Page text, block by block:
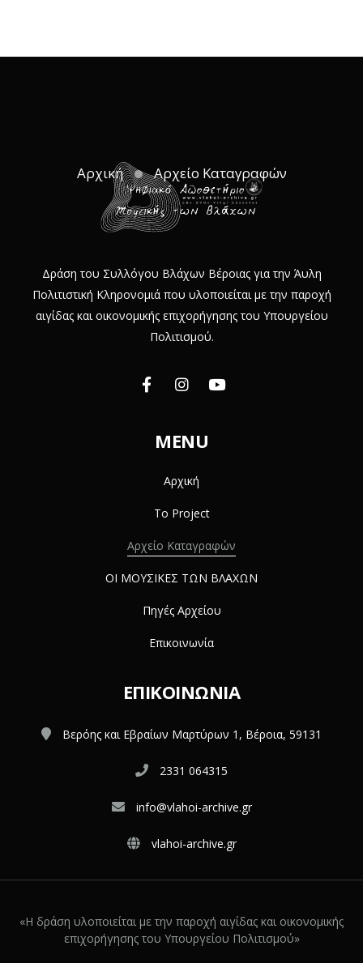
Αρχική Αρχείο Καταγραφών
Δράση του Συλλόγου Βλάχων Βέροιας για την Άυλη
Πολιτιστική Κληρονομιά που υλοποιείται με την παροχή
αιγίδας και οικονομικής επιχορήγησης του Υπουργείου
Πολιτισμού.
MENU
Αρχική
Το Project
Αρχείο Καταγραφών
ΟΙ ΜΟΥΣΙΚΕΣ ΤΩΝ ΒΛΑΧΩΝ
Πηγές Αρχείου
Επικοινωνία
ΕΠΙΚΟΙΝΩΝΊΑ
Βερόης και Εβραίων Μαρτύρων 1, Βέροια, 59131
2331 064315
info@vlahoi-archive.gr
vlahoi-archive.gr
«Η δράση υλοποιείται με την παροχή αιγίδας και οικονομικής
επιχορήγησης του Υπουργείου Πολιτισμού»